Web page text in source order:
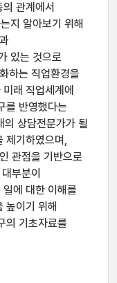
관계에서
지 알아보기 위해
있는 것으로
하는 직업환경을
래 직업세계에
를 반영했다는
의 상담전문가가 될
제기하였으며,
관점을 기반으로
부분이
에 대한 이해를
높이기 위해
의 기초자료를